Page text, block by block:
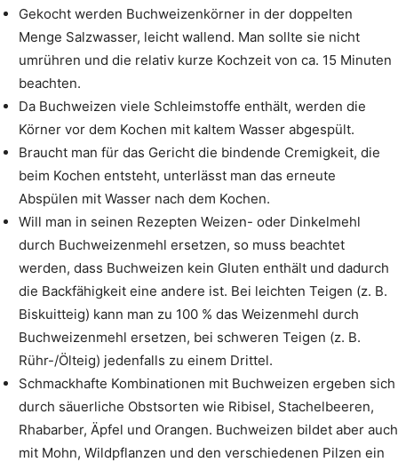
Gekocht werden Buchweizenkörner in der doppelten
Menge Salzwasser, leicht wallend. Man sollte sie nicht
umrühren und die relativ kurze Kochzeit von ca. 15 Minuten
beachten.
Da Buchweizen viele Schleimstoffe enthält, werden die
Körner vor dem Kochen mit kaltem Wasser abgespült.
Braucht man für das Gericht die bindende Cremigkeit, die
beim Kochen entsteht, unterlässt man das erneute
Abspülen mit Wasser nach dem Kochen.
Will man in seinen Rezepten Weizen- oder Dinkelmehl
durch Buchweizenmehl ersetzen, so muss beachtet
werden, dass Buchweizen kein Gluten enthält und dadurch
die Backfähigkeit eine andere ist. Bei leichten Teigen (z. B.
Biskuitteig) kann man zu 100 % das Weizenmehl durch
Buchweizenmehl ersetzen, bei schweren Teigen (z. B.
Rühr-/Ölteig) jedenfalls zu einem Drittel.
Schmackhafte Kombinationen mit Buchweizen ergeben sich
durch säuerliche Obstsorten wie Ribisel, Stachelbeeren,
Rhabarber, Äpfel und Orangen. Buchweizen bildet aber auch
mit Mohn, Wildpflanzen und den verschiedenen Pilzen ein